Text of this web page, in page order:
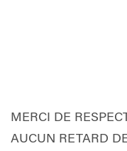
MERCI DE
AUCUN RETARD